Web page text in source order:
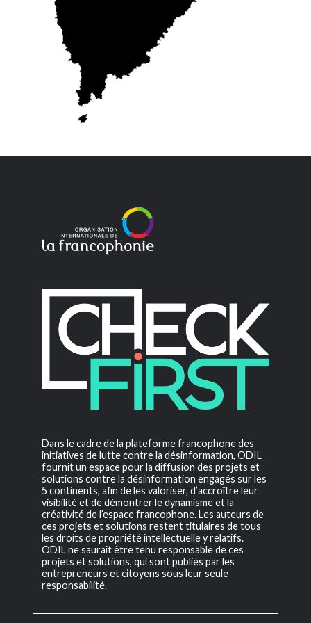
Dans le cadre de la plateforme francophone des
initiatives de lutte contre la désinformation, ODIL
fournit un espace pour la diffusion des projets et
solutions contre la désinformation engagés sur les
5 continents, afin de les valoriser, d’accroître leur
visibilité et de démontrer le dynamisme et la
créativité de l’espace francophone. Les auteurs de
ces projets et solutions restent titulaires de tous
les droits de propriété intellectuelle y relatifs.
ODIL ne saurait être tenu responsable de ces
projets et solutions, qui sont publiés par les
entrepreneurs et citoyens sous leur seule
responsabilité.